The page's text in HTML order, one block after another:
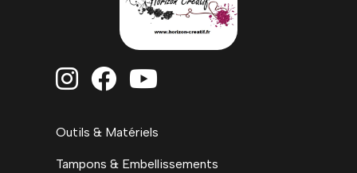
  
Outils & Matériels
Tampons & Embellissements